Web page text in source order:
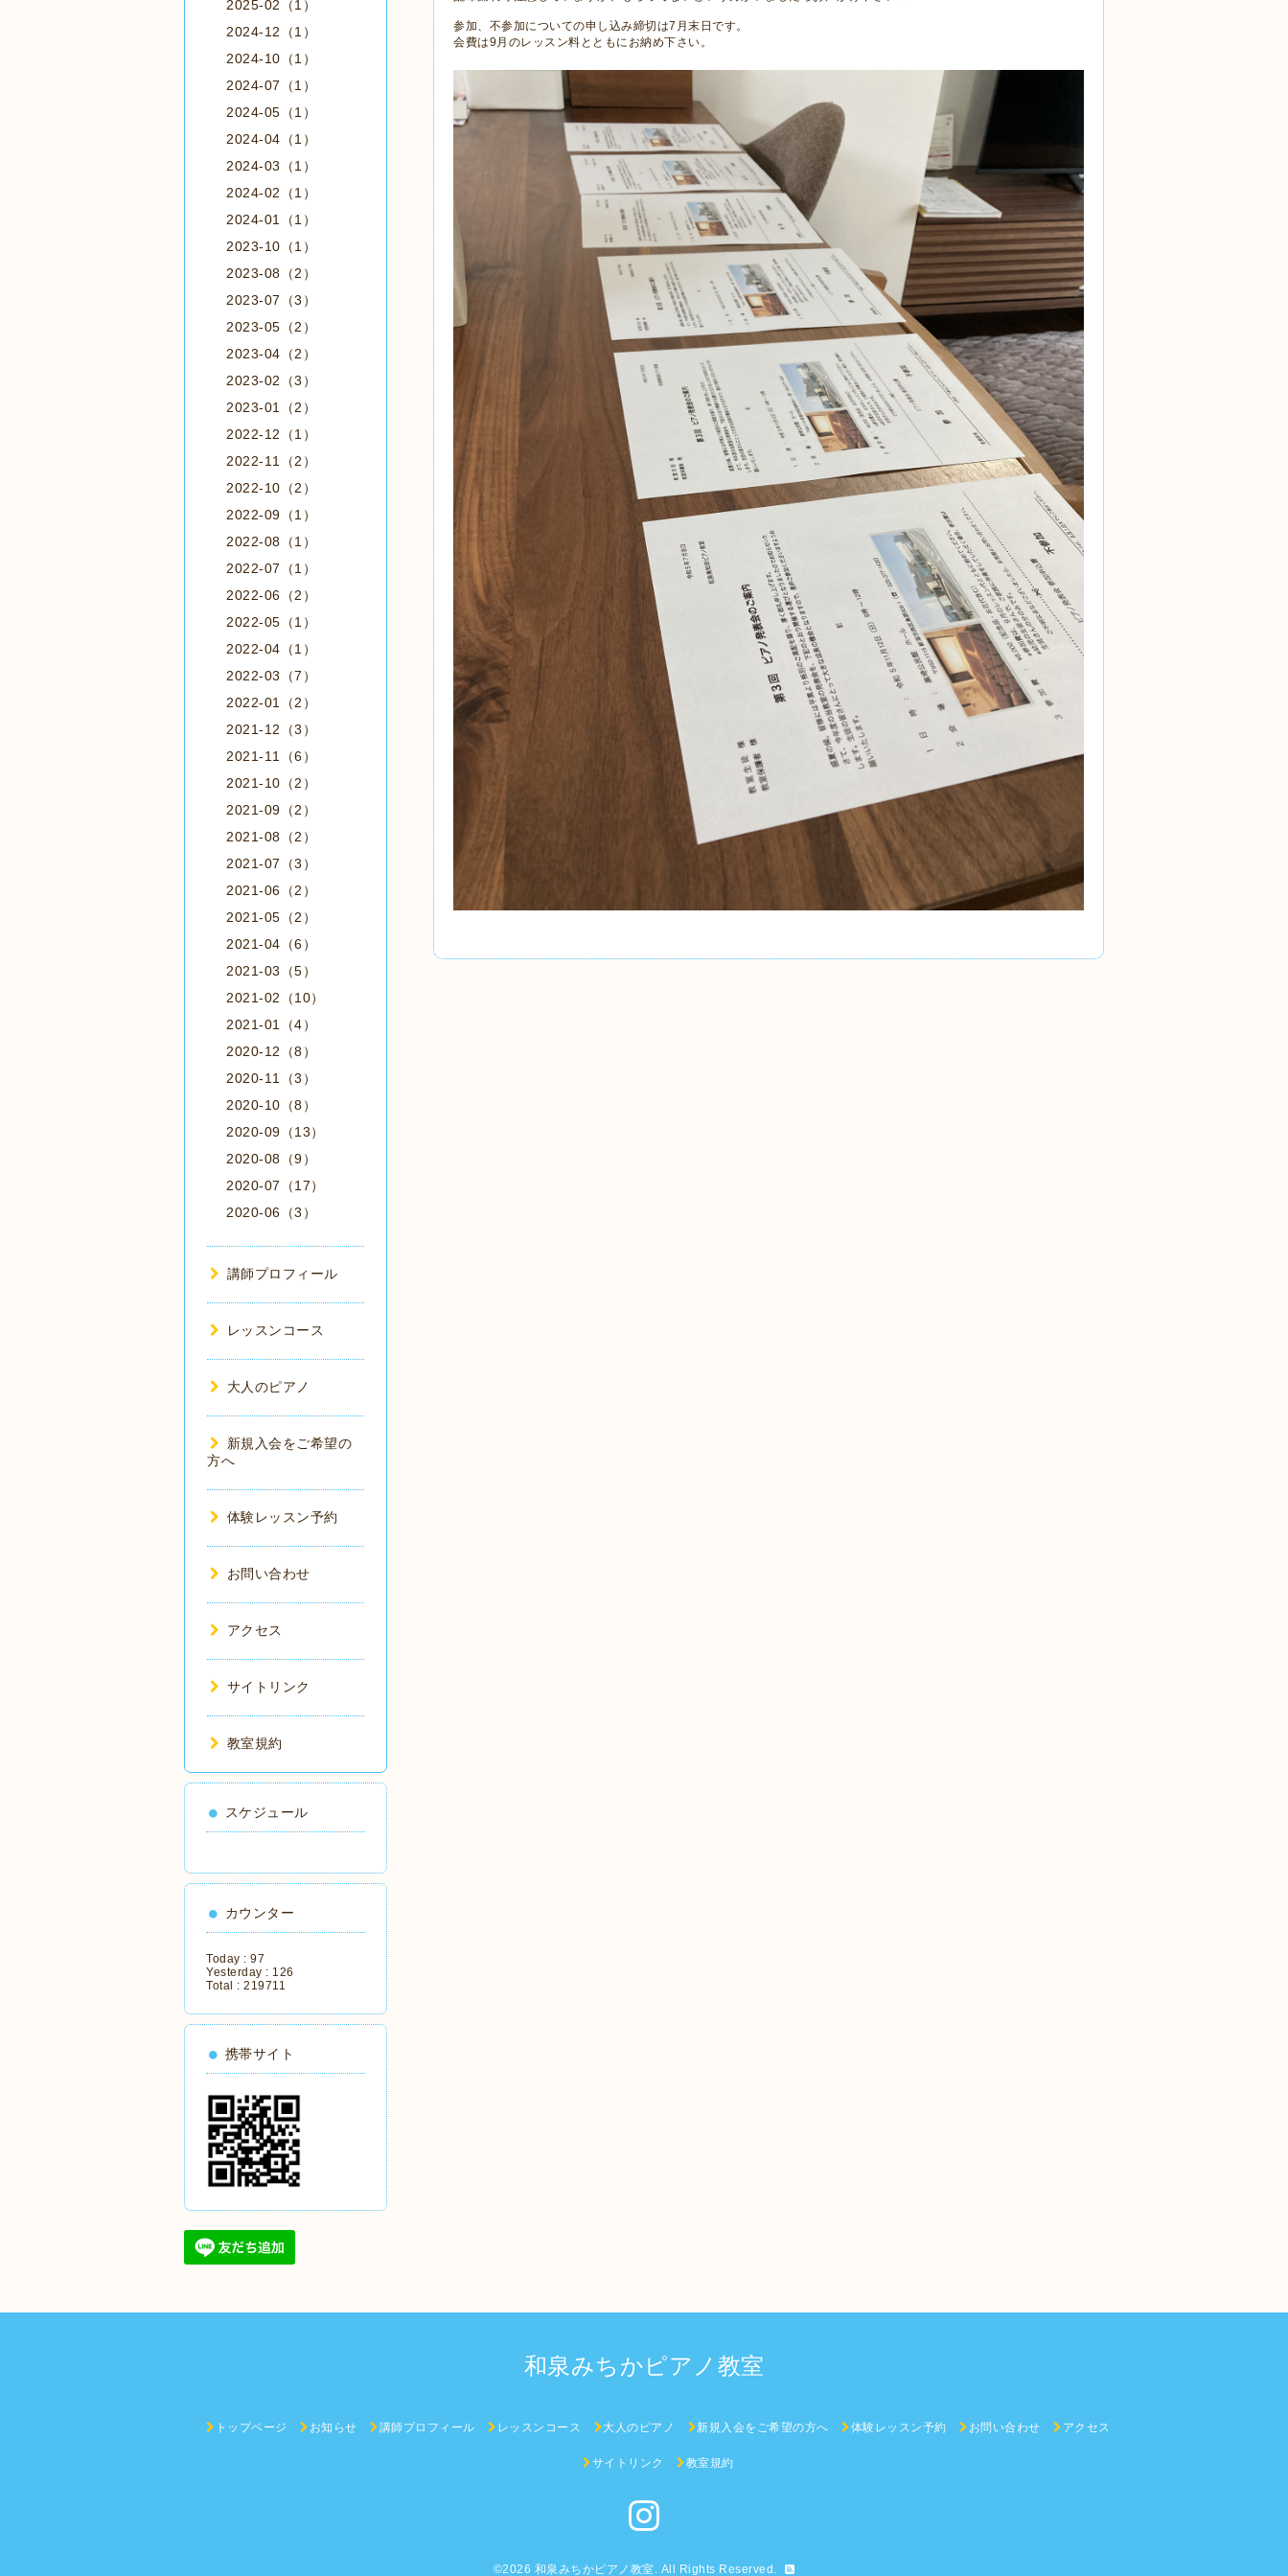
参加、不参加についての申し込み締切は7月末日です。
会費は9月のレッスン料とともにお納め下さい。
2025-02（1）
2024-12（1）
2024-10（1）
2024-07（1）
2024-05（1）
2024-04（1）
2024-03（1）
2024-02（1）
2024-01（1）
2023-10（1）
2023-08（2）
2023-07（3）
2023-05（2）
2023-04（2）
2023-02（3）
2023-01（2）
2022-12（1）
2022-11（2）
2022-10（2）
2022-09（1）
2022-08（1）
2022-07（1）
2022-06（2）
2022-05（1）
2022-04（1）
2022-03（7）
2022-01（2）
2021-12（3）
2021-11（6）
2021-10（2）
2021-09（2）
2021-08（2）
2021-07（3）
2021-06（2）
2021-05（2）
2021-04（6）
2021-03（5）
2021-02（10）
2021-01（4）
2020-12（8）
2020-11（3）
2020-10（8）
2020-09（13）
2020-08（9）
2020-07（17）
2020-06（3）
講師プロフィール
レッスンコース
大人のピアノ
新規入会をご希望の
方へ
体験レッスン予約
お問い合わせ
アクセス
サイトリンク
教室規約
スケジュール
カウンター
Today : 97
Yesterday : 126
Total : 219711
携帯サイト
和泉みちかピアノ教室
トップページ お知らせ 講師プロフィール レッスンコース 大人のピアノ 新規入会をご希望の方へ 体験レッスン予約 お問い合わせ アクセス
サイトリンク 教室規約
©2026 和泉みちかピアノ教室. All Rights Reserved.